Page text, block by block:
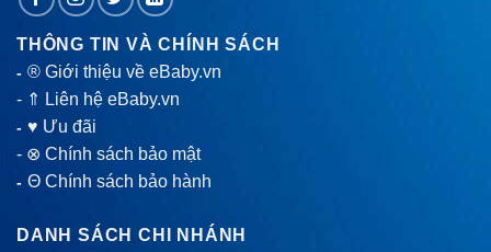
THÔNG TIN VÀ CHÍNH SÁCH
-® Giới thiệu về eBaby.vn
- ⇑ Liên hệ eBaby.vn
-♥ Ưu đãi
- ⊗ Chính sách bảo mật
-Θ Chính sách bảo hành
DANH SÁCH CHI NHÁNH